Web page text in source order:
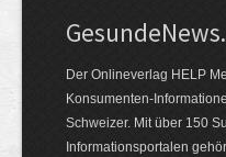
Der Onlineverlag HELP
Konsumenten-
Schweizer. Mit über 150
Informationsportalen